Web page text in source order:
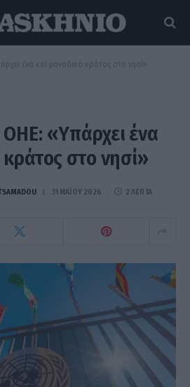
ένα και μοναδικό κράτος στο νησί»
«Υπάρχει ένα
στο νησί»
31 ΜΑΪ́ΟΥ 2026 2 ΛΕΠΤΆ